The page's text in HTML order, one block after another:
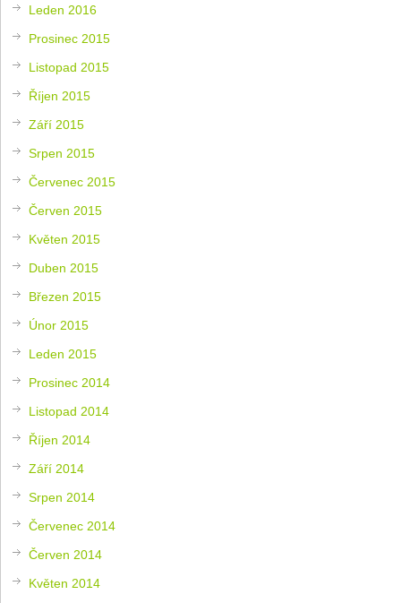
Leden 2016
Prosinec 2015
Listopad 2015
Říjen 2015
Září 2015
Srpen 2015
Červenec 2015
Červen 2015
Květen 2015
Duben 2015
Březen 2015
Únor 2015
Leden 2015
Prosinec 2014
Listopad 2014
Říjen 2014
Září 2014
Srpen 2014
Červenec 2014
Červen 2014
Květen 2014